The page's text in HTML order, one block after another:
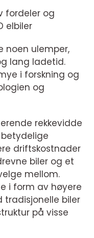
fordeler og
elbiler
noen ulemper,
lang ladetid.
i forskning og
og
rekkevidde
driftskostnader
biler og et
mellom.
i form av høyere
biler
på visse